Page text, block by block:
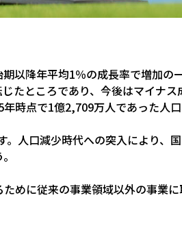
以降年平均1％の成長率で増加の
たところであり、今後はマイナス
時点で1億2,709万人であった人口
人口減少時代への突入により、
めに従来の事業領域以外の事業に